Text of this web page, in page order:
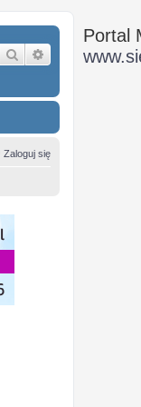
Szukaj Wyszukiwanie
Zaloguj się
Portal